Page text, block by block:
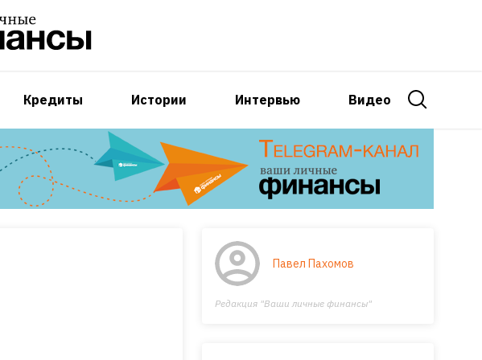
Кредиты Истории Интервью Видео
Павел Пахомов
Редакция "Ваши личные финансы"